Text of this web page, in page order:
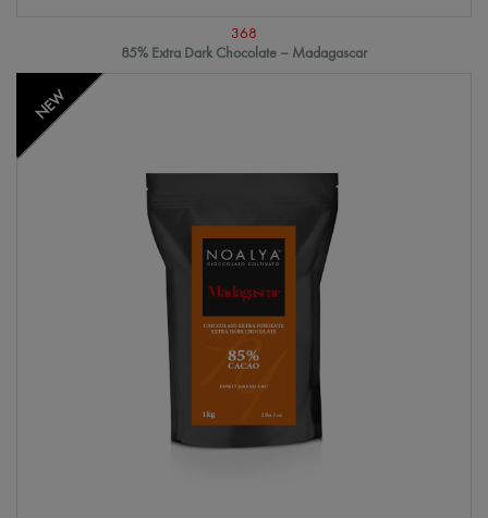
368
85% Extra Dark Chocolate – Madagascar
NEW